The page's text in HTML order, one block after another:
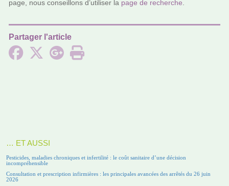
page, nous conseillons d’uti­li­ser la page de recher­che
Partager l'article
… ET AUSSI
Pesticides, maladies chroniques et infertilité : le coût sanitaire d’une décision
incompréhensible
Consultation et prescription infirmières : les principales avancées des arrêtés du 26 juin
2026